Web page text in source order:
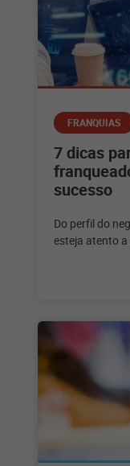
FRANQUIAS
7 dicas
sucesso
Do perfil do
esteja atento